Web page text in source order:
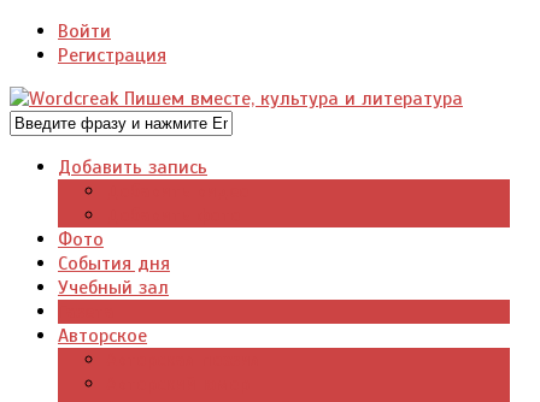
Войти
Регистрация
Добавить запись
Фото
События дня
Учебный зал
Авторское